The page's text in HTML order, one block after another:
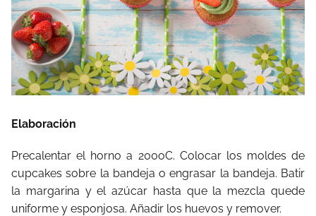
Elaboración
Precalentar el horno a 200oC. Colocar los moldes de
cupcakes sobre la bandeja o engrasar la bandeja. Batir
la margarina y el azúcar hasta que la mezcla quede
uniforme y esponjosa. Añadir los huevos y remover.